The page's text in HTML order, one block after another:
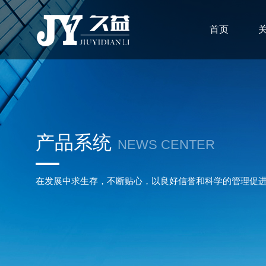
首页
产品系统 NEWS CENTER
在发展中求生存，不断贴心，以良好信誉和科学的管理促